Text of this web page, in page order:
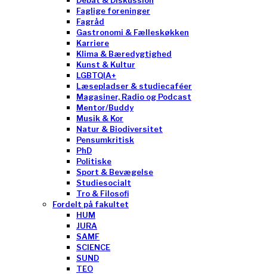
Faglige foreninger
Fagråd
Gastronomi & Fælleskøkken
Karriere
Klima & Bæredygtighed
Kunst & Kultur
LGBTQIA+
Læsepladser & studiecaféer
Magasiner, Radio og Podcast
Mentor/Buddy
Musik & Kor
Natur & Biodiversitet
Pensumkritisk
PhD
Politiske
Sport & Bevægelse
Studiesocialt
Tro & Filosofi
Fordelt på fakultet
HUM
JURA
SAMF
SCIENCE
SUND
TEO